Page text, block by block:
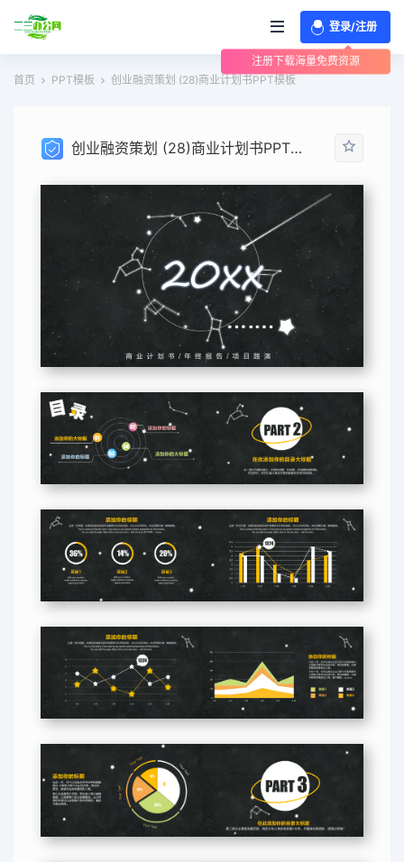
登录/注册
注册下载海量免费资源
首页
PPT模板 创业融资策划 (28)商业计划书PPT模板
创业融资策划 (28)商业计划书PPT模板